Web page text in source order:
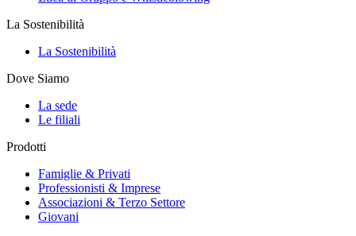
La Sostenibilità
La Sostenibilità
Dove Siamo
La sede
Le filiali
Prodotti
Famiglie & Privati
Professionisti & Imprese
Associazioni & Terzo Settore
Giovani